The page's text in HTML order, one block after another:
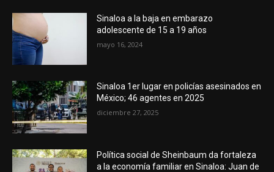
Sinaloa a la baja en embarazo
adolescente de 15 a 19 años
mayo 16, 2024
Sinaloa 1er lugar en policías asesinados en
México; 46 agentes en 2025
diciembre 27, 2025
Política social de Sheinbaum da fortaleza
a la economía familiar en Sinaloa: Juan de